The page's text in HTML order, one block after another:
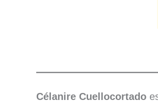
Célanire Cuellocortado